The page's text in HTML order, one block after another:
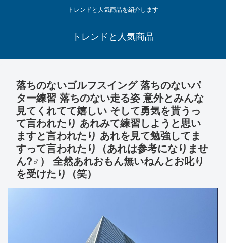
トレンドと人気商品を紹介します
トレンドと人気商品
落ちのないゴルフスイング 落ちのないパ
ター練習 落ちのない走る姿 意外とみんな
見てくれてて嬉しい そして勇気を貰うっ
て言われたり あれみて練習しようと思い
ますと言われたり あれを見て勉強してま
すって言われたり（あれは参考になりませ
ん?‍♂️） 全然あれおもん無いねんとお叱り
を受けたり（笑）